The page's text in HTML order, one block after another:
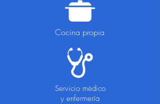
Cocina propia
Servicio médico
y enfermería